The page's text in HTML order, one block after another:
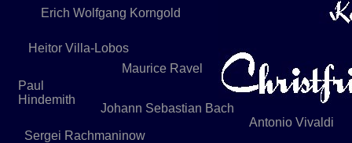
Johann Sebastian Bach
Paul
Hindemith
Erich Wolfgang Korngold
Sergei Rachmaninow
Maurice Ravel
Heitor Villa-Lobos
Antonio Vivaldi